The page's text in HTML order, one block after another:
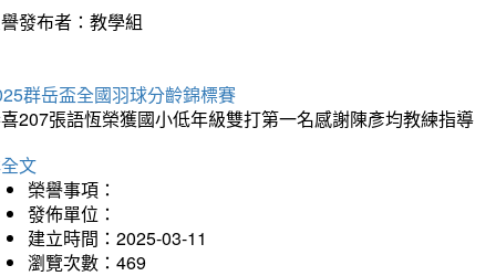
發布者：教學組
群岳盃全國羽球分齡錦標賽
207張語恆榮獲國小低年級雙打第一名感謝陳彥均教練指導
文
榮譽事項：
發佈單位：
建立時間：2025-03-11
瀏覽次數：469